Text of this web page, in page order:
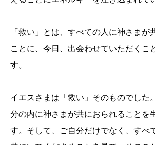
「救い」とは、すべての人に神さまが
ことに、今日、出会わせていただくこ
す。
イエスさまは「救い」そのものでした
分の内に神さまが共におられることを
す。そして、ご自分だけでなく、すべ